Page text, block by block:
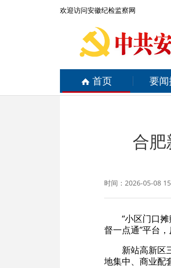
欢迎访问安徽纪检监察网
首页 要
合肥
时间：2026-05-08
“小区门口
督一点通”平台
新站高新区
地集中、商业配